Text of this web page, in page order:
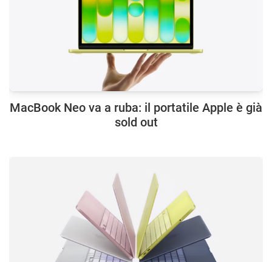
MacBook Neo va a ruba: il portatile Apple è già
sold out